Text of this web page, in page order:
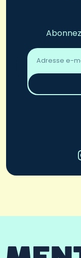
Adresse
email